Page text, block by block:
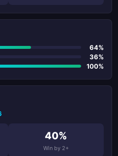
64%
36%
100%
40%
Win by 2+